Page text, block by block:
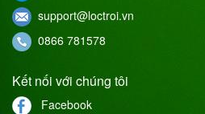
support@loctroi.vn
0866 781578
Kết nối với chúng tôi
Facebook